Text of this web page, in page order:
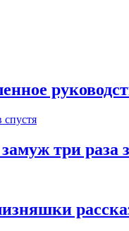
спустя
три раза